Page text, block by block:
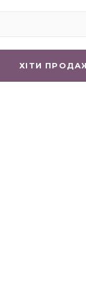
ХIТИ